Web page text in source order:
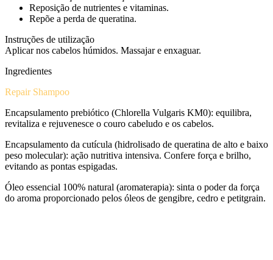
Reposição de nutrientes e vitaminas.
Repõe a perda de queratina.
Instruções de utilização
Aplicar nos cabelos húmidos. Massajar e enxaguar.
Ingredientes
Repair Shampoo
Encapsulamento prebiótico (Chlorella Vulgaris KM0): equilibra,
revitaliza e rejuvenesce o couro cabeludo e os cabelos.
Encapsulamento da cutícula (hidrolisado de queratina de alto e baixo
peso molecular): ação nutritiva intensiva. Confere força e brilho,
evitando as pontas espigadas.
Óleo essencial 100% natural (aromaterapia): sinta o poder da força
do aroma proporcionado pelos óleos de gengibre, cedro e petitgrain.